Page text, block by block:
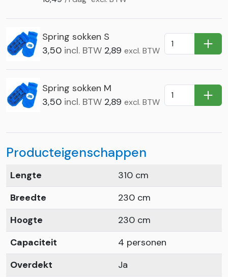
Spring sokken S
3,50 incl. BTW 2,89 excl. BTW In
Spring sokken M
3,50 incl. BTW 2,89 excl. BTW In
Producteigenschappen
Lengte
310 cm
Breedte
230 cm
Hoogte
230 cm
Capaciteit
4 personen
Overdekt
Ja